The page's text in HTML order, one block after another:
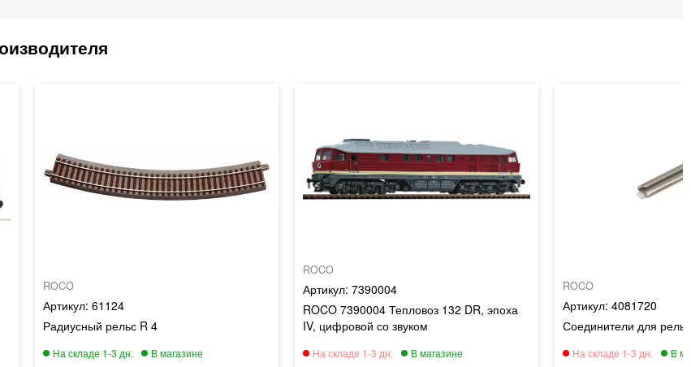
ROCO
61124
Радиусный рельс R 4
ROCO
7390004
ROCO 7390004 Тепловоз 132 DR, эпоха
IV, цифровой со звуком
ROCO
4081720
Соединители для